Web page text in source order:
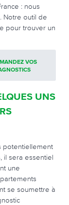
: nous
Notre outil de
pour trouver un
VOS
UNS
potentiellement
il sera essentiel
une
se soumettre à